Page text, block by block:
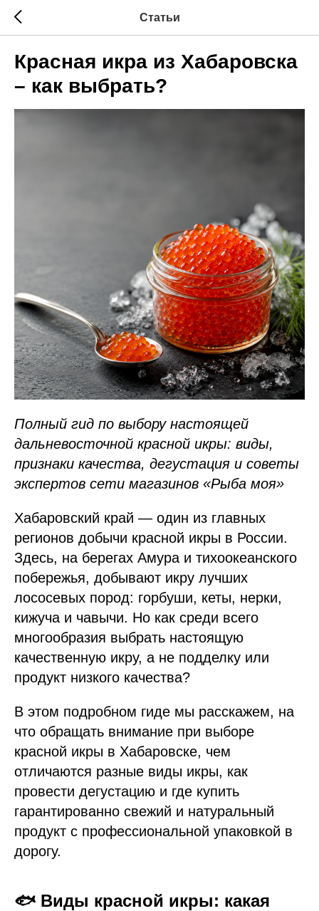
Статьи
Красная икра из Хабаровска
– как выбрать?
Полный гид по выбору настоящей
дальневосточной красной икры: виды,
признаки качества, дегустация и советы
экспертов сети магазинов «Рыба моя»
Хабаровский край — один из главных
регионов добычи красной икры в России.
Здесь, на берегах Амура и тихоокеанского
побережья, добывают икру лучших
лососевых пород: горбуши, кеты, нерки,
кижуча и чавычи. Но как среди всего
многообразия выбрать настоящую
качественную икру, а не подделку или
продукт низкого качества?
В этом подробном гиде мы расскажем, на
что обращать внимание при выборе
красной икры в Хабаровске, чем
отличаются разные виды икры, как
провести дегустацию и где купить
гарантированно свежий и натуральный
продукт с профессиональной упаковкой в
дорогу.
🐟 Виды красной икры: какая